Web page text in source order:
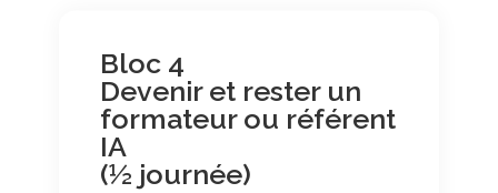
Bloc 4
Devenir et rester un
formateur ou référent
IA
(½ journée)